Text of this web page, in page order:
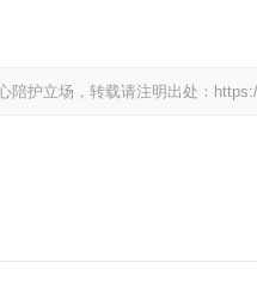
陪护立场，转载请注明出处：